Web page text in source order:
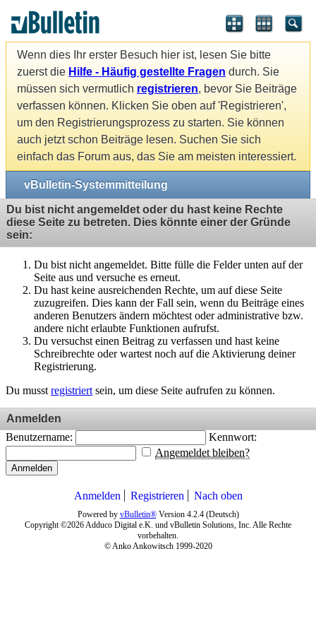
Wenn dies Ihr erster Besuch hier ist, lesen Sie bitte
zuerst die Hilfe - Häufig gestellte Fragen durch. Sie
müssen sich vermutlich registrieren, bevor Sie Beiträge
verfassen können. Klicken Sie oben auf 'Registrieren',
um den Registrierungsprozess zu starten. Sie können
auch jetzt schon Beiträge lesen. Suchen Sie sich
einfach das Forum aus, das Sie am meisten interessiert.
vBulletin-Systemmitteilung
Du bist nicht angemeldet oder du hast keine Rechte
diese Seite zu betreten. Dies könnte einer der Gründe
sein:
Du bist nicht angemeldet. Bitte fülle die Felder unten auf der
Seite aus und versuche es erneut.
Du hast keine ausreichenden Rechte, um auf diese Seite
zuzugreifen. Dies kann der Fall sein, wenn du Beiträge eines
anderen Benutzers ändern möchtest oder administrative bzw.
andere nicht erlaubte Funktionen aufrufst.
Du versuchst einen Beitrag zu verfassen und hast keine
Schreibrechte oder wartest noch auf die Aktivierung deiner
Registrierung.
Du musst registriert sein, um diese Seite aufrufen zu können.
Anmelden
Benutzername:
Kennwort:
Angemeldet bleiben?
Anmelden
Anmelden Registrieren Nach oben
Powered by vBulletin®Version 4.2.4 (Deutsch)
Copyright ©2026 Adduco Digital e.K. und vBulletin Solutions, Inc. Alle Rechte
vorbehalten.
© Anko Ankowitsch 1999-2020